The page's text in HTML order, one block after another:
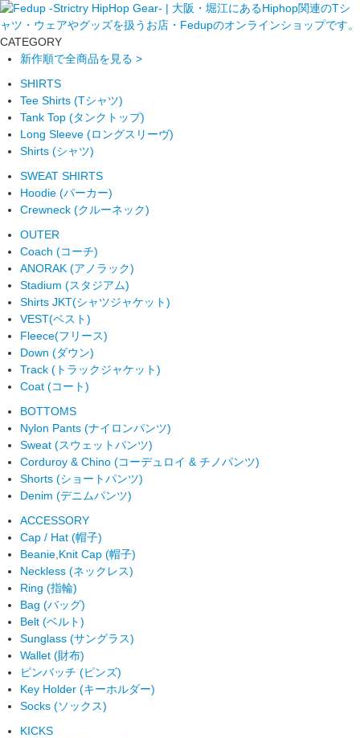
CATEGORY
新作順で全商品を見る >
SHIRTS
Tee Shirts (Tシャツ)
Tank Top (タンクトップ)
Long Sleeve (ロングスリーヴ)
Shirts (シャツ)
SWEAT SHIRTS
Hoodie (パーカー)
Crewneck (クルーネック)
OUTER
Coach (コーチ)
ANORAK (アノラック)
Stadium (スタジアム)
Shirts JKT(シャツジャケット)
VEST(ベスト)
Fleece(フリース)
Down (ダウン)
Track (トラックジャケット)
Coat (コート)
BOTTOMS
Nylon Pants (ナイロンパンツ)
Sweat (スウェットパンツ)
Corduroy & Chino (コーデュロイ & チノパンツ)
Shorts (ショートパンツ)
Denim (デニムパンツ)
ACCESSORY
Cap / Hat (帽子)
Beanie,Knit Cap (帽子)
Neckless (ネックレス)
Ring (指輪)
Bag (バッグ)
Belt (ベルト)
Sunglass (サングラス)
Wallet (財布)
ピンバッチ (ピンズ)
Key Holder (キーホルダー)
Socks (ソックス)
KICKS